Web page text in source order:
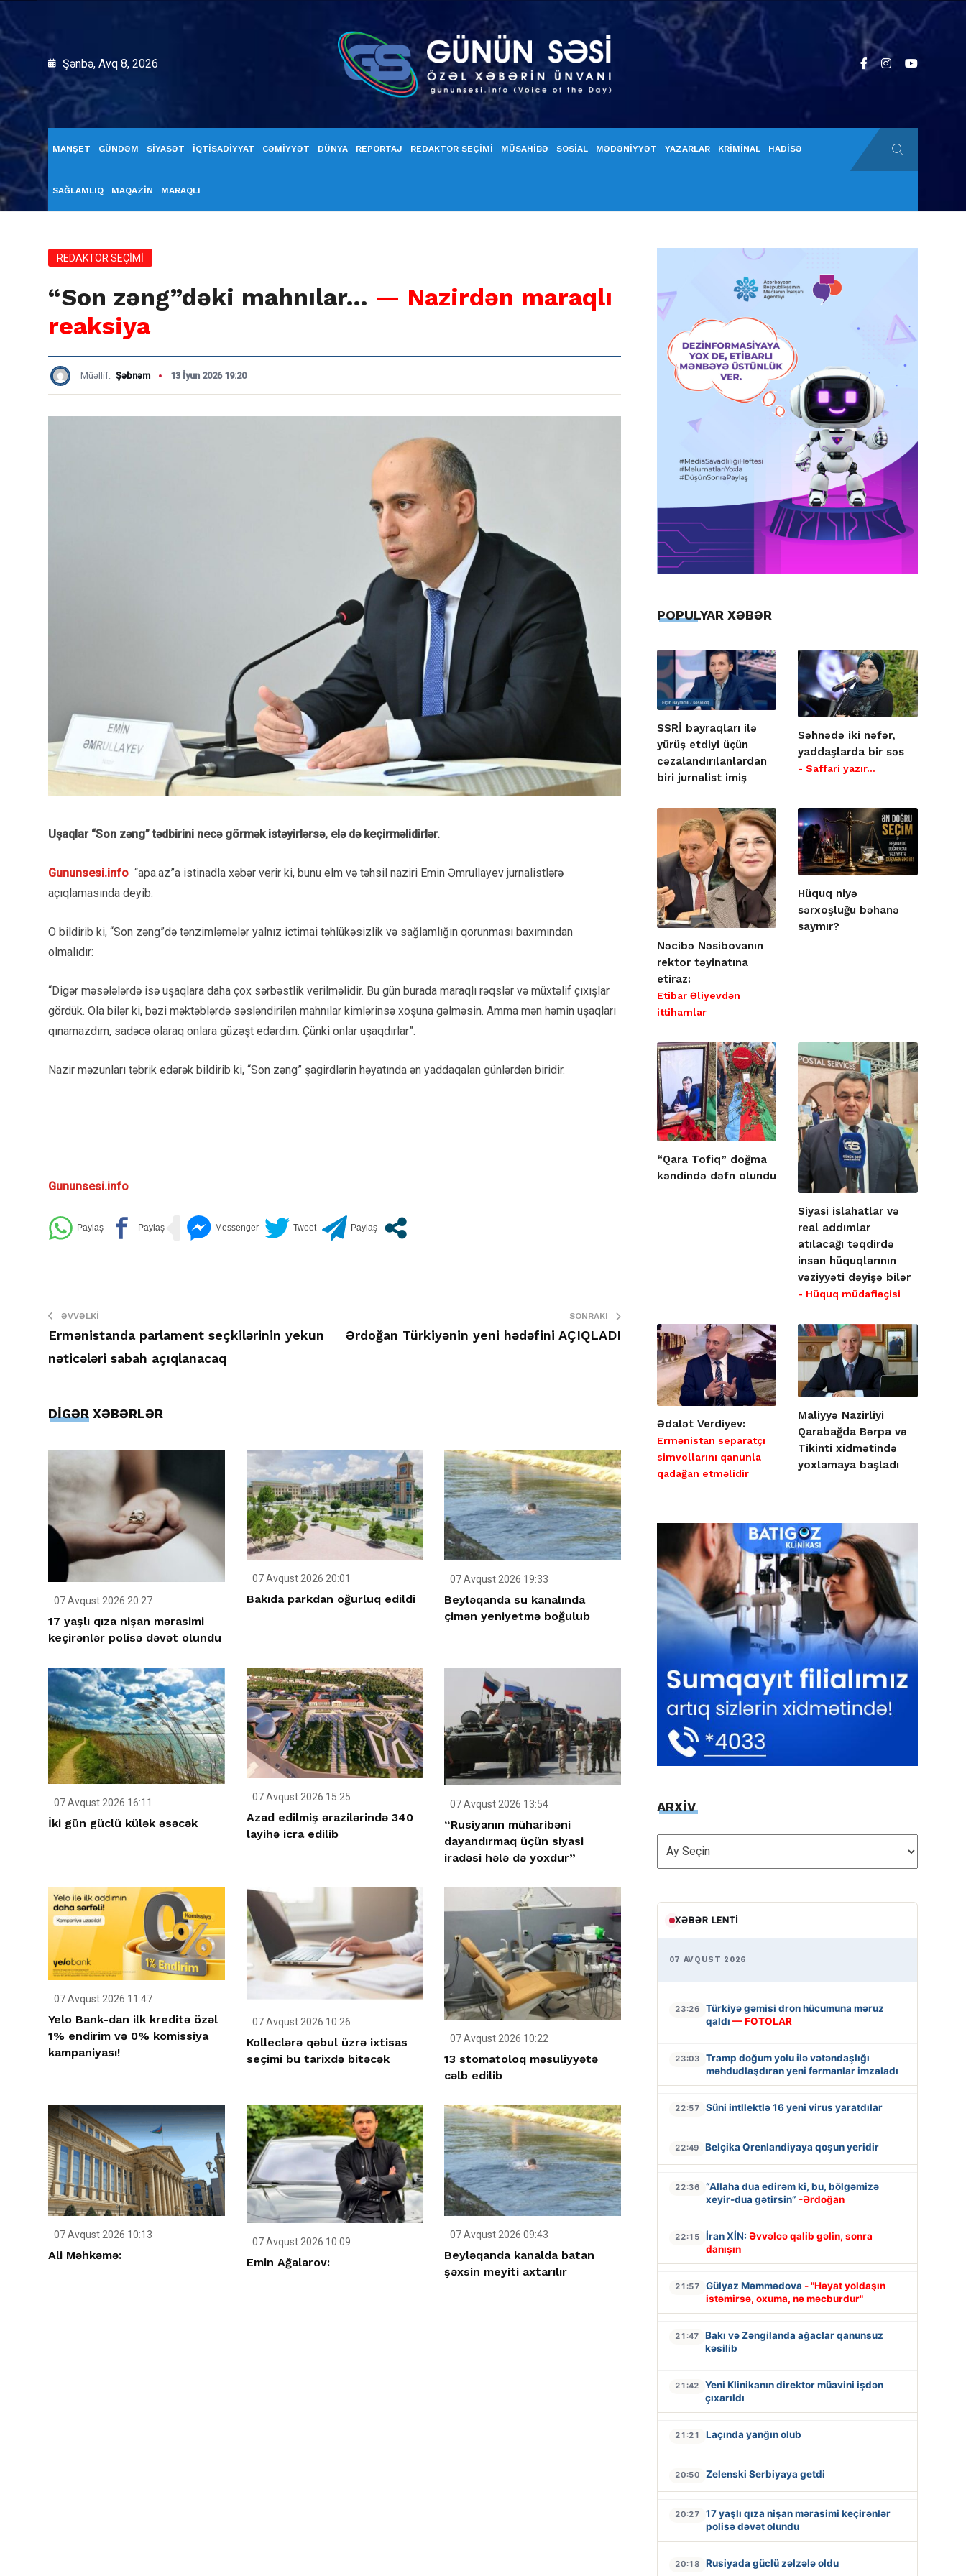
Şənbə, Avq 8, 2026
MANŞET GÜNDƏM SİYASƏT İQTİSADİYYAT CƏMİYYƏT DÜNYA REPORTAJ REDAKTOR SEÇİMİ MÜSAHİBƏ SOSİAL MƏDƏNİYYƏT YAZARLAR KRİMİNAL HADİSƏ
SAĞLAMLIQ MAQAZİN MARAQLI
REDAKTOR SEÇİMİ
“Son zəng”dəki mahnılar… — Nazirdən maraqlı
reaksiya
Müəllif: Şəbnəm 13 İyun 2026 19:20
Uşaqlar “Son zəng” tədbirini necə görmək istəyirlərsə, elə də keçirməlidirlər.
Gununsesi.info “apa.az”a istinadla xəbər verir ki, bunu elm və təhsil naziri Emin Əmrullayev jurnalistlərə
açıqlamasında deyib.
O bildirib ki, “Son zəng”də tənzimləmələr yalnız ictimai təhlükəsizlik və sağlamlığın qorunması baxımından
olmalıdır:
“Digər məsələlərdə isə uşaqlara daha çox sərbəstlik verilməlidir. Bu gün burada maraqlı rəqslər və müxtəlif çıxışlar
gördük. Ola bilər ki, bəzi məktəblərdə səsləndirilən mahnılar kimlərinsə xoşuna gəlməsin. Amma mən həmin uşaqları
qınamazdım, sadəcə olaraq onlara güzəşt edərdim. Çünki onlar uşaqdırlar”.
Nazir məzunları təbrik edərək bildirib ki, “Son zəng” şagirdlərin həyatında ən yaddaqalan günlərdən biridir.
Gununsesi.info
ƏVVƏLKI
Ermənistanda parlament seçkilərinin yekun
nəticələri sabah açıqlanacaq
SONRAKI
Ərdoğan Türkiyənin yeni hədəfini AÇIQLADI
DİGƏR XƏBƏRLƏR
07 Avqust 2026 20:27
17 yaşlı qıza nişan mərasimi
keçirənlər polisə dəvət olundu
07 Avqust 2026 20:01
Bakıda parkdan oğurluq edildi
07 Avqust 2026 19:33
Beyləqanda su kanalında
çimən yeniyetmə boğulub
07 Avqust 2026 16:11
İki gün güclü külək əsəcək
07 Avqust 2026 15:25
Azad edilmiş ərazilərində 340
layihə icra edilib
07 Avqust 2026 13:54
“Rusiyanın müharibəni
dayandırmaq üçün siyasi
iradəsi hələ də yoxdur”
07 Avqust 2026 11:47
Yelo Bank-dan ilk kreditə özəl
1% endirim və 0% komissiya
kampaniyası!
07 Avqust 2026 10:26
Kolleclərə qəbul üzrə ixtisas
seçimi bu tarixdə bitəcək
07 Avqust 2026 10:22
13 stomatoloq məsuliyyətə
cəlb edilib
07 Avqust 2026 10:13
Ali Məhkəmə:
07 Avqust 2026 10:09
Emin Ağalarov:
07 Avqust 2026 09:43
Beyləqanda kanalda batan
şəxsin meyiti axtarılır
POPULYAR XƏBƏR
SSRİ bayraqları ilə
yürüş etdiyi üçün
cəzalandırılanlardan
biri jurnalist imiş
Səhnədə iki nəfər,
yaddaşlarda bir səs
- Saffari yazır…
Nəcibə Nəsibovanın
rektor təyinatına
etiraz:
Etibar Əliyevdən
ittihamlar
Hüquq niyə
sərxoşluğu bəhanə
saymır?
“Qara Tofiq” doğma
kəndində dəfn olundu
Siyasi islahatlar və
real addımlar
atılacağı təqdirdə
insan hüquqlarının
vəziyyəti dəyişə bilər
- Hüquq müdafiəçisi
Ədalət Verdiyev:
Ermənistan separatçı
simvollarını qanunla
qadağan etməlidir
Maliyyə Nazirliyi
Qarabağda Bərpa və
Tikinti xidmətində
yoxlamaya başladı
ARXİV
ARXİV
XƏBƏR LENTI
07 AVQUST 2026
23:26
Türkiyə gəmisi dron hücumuna məruz
qaldı — FOTOLAR
23:03
Tramp doğum yolu ilə vətəndaşlığı
məhdudlaşdıran yeni fərmanlar imzaladı
22:57 Süni intllektlə 16 yeni virus yaratdılar
22:49 Belçika Qrenlandiyaya qoşun yeridir
22:36
“Allaha dua edirəm ki, bu, bölgəmizə
xeyir-dua gətirsin” -Ərdoğan
22:15 İran XİN: Əvvəlcə qalib gəlin, sonra
danışın
21:57 Gülyaz Məmmədova - "Həyat yoldaşın
istəmirsə, oxuma, nə məcburdur"
21:47
Bakı və Zəngilanda ağaclar qanunsuz
kəsilib
21:42
Yeni Klinikanın direktor müavini işdən
çıxarıldı
21:21 Laçında yanğın olub
20:50 Zelenski Serbiyaya getdi
20:27
17 yaşlı qıza nişan mərasimi keçirənlər
polisə dəvət olundu
20:18 Rusiyada güclü zəlzələ oldu